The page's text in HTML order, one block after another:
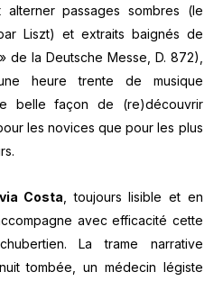
passages sombres (le
Liszt) et extraits baignés de
de la Deutsche Messe, D. 872),
heure trente de musique
belle façon de (re)découvrir
les novices que pour les plus
Costa , toujours lisible et en
avec efficacité cette
La trame narrative
tombée, un médecin légiste